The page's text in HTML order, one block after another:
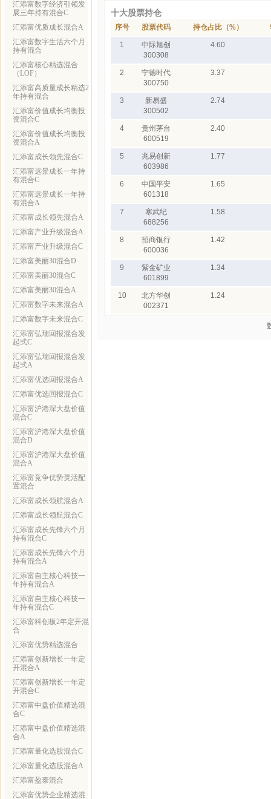
汇添富数字经济引领发
展三年持有混合C
汇添富优质成长混合A
汇添富数字生活六个月
持有混合
汇添富核心精选混合
（LOF）
汇添富高质量成长精选2
年持有混合
汇添富价值成长均衡投
资混合C
汇添富价值成长均衡投
资混合A
汇添富成长领先混合C
汇添富远景成长一年持
有混合C
汇添富远景成长一年持
有混合A
汇添富成长领先混合A
汇添富产业升级混合A
汇添富产业升级混合C
汇添富美丽30混合D
汇添富美丽30混合C
汇添富美丽30混合A
汇添富数字未来混合A
汇添富数字未来混合C
汇添富弘瑞回报混合发
起式C
汇添富弘瑞回报混合发
起式A
汇添富优选回报混合A
汇添富优选回报混合C
汇添富沪港深大盘价值
混合C
汇添富沪港深大盘价值
混合D
汇添富沪港深大盘价值
混合A
汇添富竞争优势灵活配
置混合
汇添富成长领航混合A
汇添富成长领航混合C
汇添富成长先锋六个月
持有混合C
汇添富成长先锋六个月
持有混合A
汇添富自主核心科技一
年持有混合A
汇添富自主核心科技一
年持有混合C
汇添富科创板2年定开混
合
汇添富优势精选混合
汇添富创新增长一年定
开混合A
汇添富创新增长一年定
开混合C
汇添富中盘价值精选混
合C
汇添富中盘价值精选混
合A
汇添富量化选股混合C
汇添富量化选股混合A
汇添富盈泰混合
汇添富优势企业精选混
十大股票持仓
序号 股票代码 持仓占比（%）
1
中际旭创
300308
4.60
2
宁德时代
300750
3.37
3
新易盛
300502
2.74
4
贵州茅台
600519
2.40
5
兆易创新
603986
1.77
6
中国平安
601318
1.65
7
寒武纪
688256
1.58
8
招商银行
600036
1.42
9
紫金矿业
601899
1.34
10
北方华创
002371
1.24